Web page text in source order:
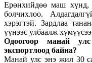
Ерөнхийдөө маш хүнд,
болчихлоо.
хэрэгтэй. Зардлаа
үүнээс улбаалж
Одоогоор манай
экспортлоод байна?
Манай улс энэ жил 30